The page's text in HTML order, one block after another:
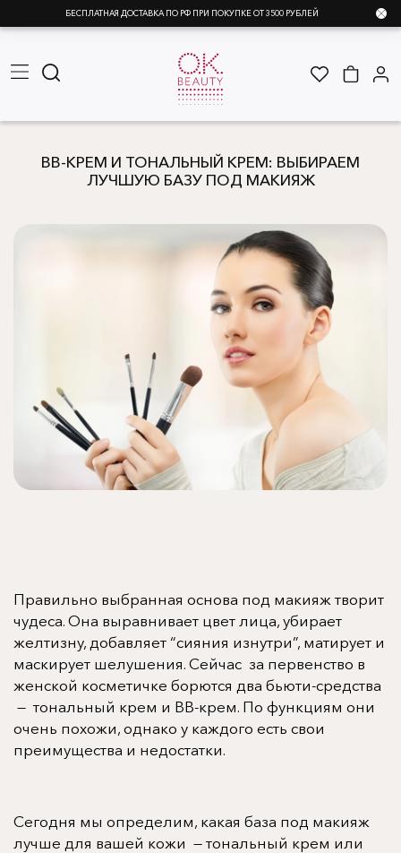
БЕСПЛАТНАЯ ДОСТАВКА ПО РФ ПРИ ПОКУПКЕ ОТ 3500 РУБЛЕЙ
BB-КРЕМ И ТОНАЛЬНЫЙ КРЕМ: ВЫБИРАЕМ
ЛУЧШУЮ БАЗУ ПОД МАКИЯЖ
Правильно выбранная основа под макияж творит
чудеса. Она выравнивает цвет лица, убирает
желтизну, добавляет “сияния изнутри”, матирует и
маскирует шелушения. Сейчас за первенство в
женской косметичке борются два бьюти-средства
— тональный крем и BB-крем. По функциям они
очень похожи, однако у каждого есть свои
преимущества и недостатки.
Сегодня мы определим, какая база под макияж
лучше для вашей кожи —тональный крем или